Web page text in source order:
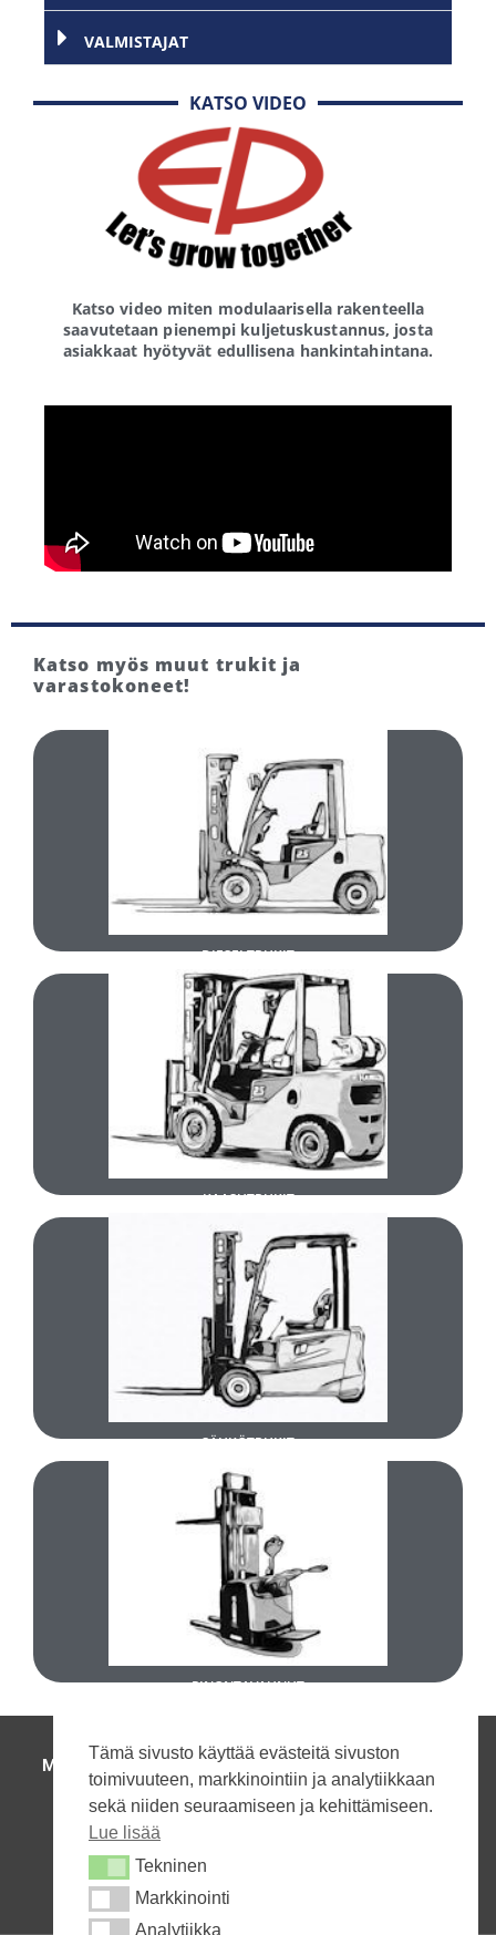
Tämä sivusto käyttää evästeitä sivuston
toimivuuteen, markkinointiin ja analytiikkaan
sekä niiden seuraamiseen ja kehittämiseen.
Lue lisää
TekninenTekninen
Markkinointi
Markkinointi
Analytiikka
VALMISTAJAT
KATSO VIDEO
Katso video miten modulaarisella rakenteella
saavutetaan pienempi kuljetuskustannus, josta
asiakkaat hyötyvät edullisena hankintahintana.
Katso myös muut trukit ja
varastokoneet!
DIESELTRUKIT
UUDET DIESELTRUKIT
TUTUSTU
KAASUTRUKIT
UUDET KAASUTRUKIT
TUTUSTU
SÄHKÖTRUKIT
UUDET SÄHKÖTRUKIT
TUTUSTU
PINONTAVAUNUT
UUDET PINONTAVAUNUT
TUTUSTU
MAANRAKENNUSKONEET | HENKILÖNOSTIMET
TRUKIT JA VARASTOKONEET|
HUOLTO JA VARAOSAT|YHTEYSTIEDOT
Soita:+358 50 590 8899